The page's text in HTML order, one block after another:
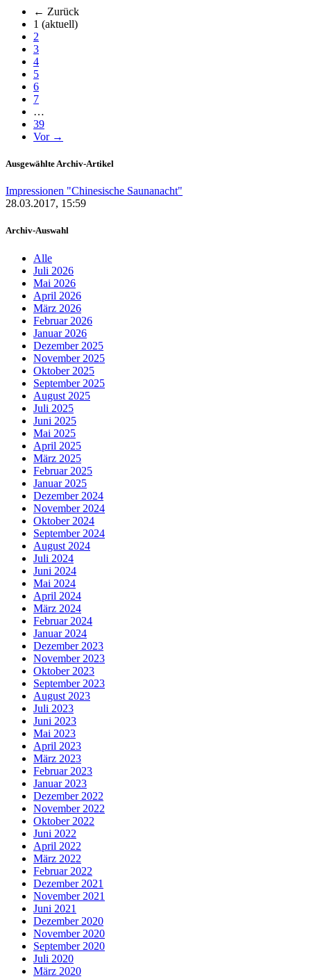
← Zurück
1 (aktuell)
2
3
4
5
6
7
…
39
Vor →
Ausgewählte Archiv-Artikel
Impressionen "Chinesische Saunanacht"
28.03.2017, 15:59
Archiv-Auswahl
Alle
Juli 2026
Mai 2026
April 2026
März 2026
Februar 2026
Januar 2026
Dezember 2025
November 2025
Oktober 2025
September 2025
August 2025
Juli 2025
Juni 2025
Mai 2025
April 2025
März 2025
Februar 2025
Januar 2025
Dezember 2024
November 2024
Oktober 2024
September 2024
August 2024
Juli 2024
Juni 2024
Mai 2024
April 2024
März 2024
Februar 2024
Januar 2024
Dezember 2023
November 2023
Oktober 2023
September 2023
August 2023
Juli 2023
Juni 2023
Mai 2023
April 2023
März 2023
Februar 2023
Januar 2023
Dezember 2022
November 2022
Oktober 2022
Juni 2022
April 2022
März 2022
Februar 2022
Dezember 2021
November 2021
Juni 2021
Dezember 2020
November 2020
September 2020
Juli 2020
März 2020